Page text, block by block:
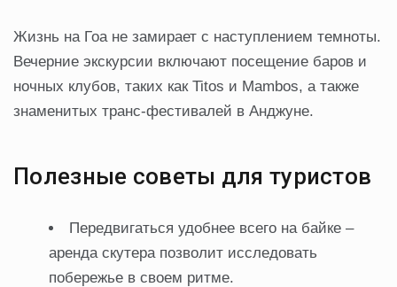
Жизнь на Гоа не замирает с наступлением темноты.
Вечерние экскурсии включают посещение баров и
ночных клубов, таких как Titos и Mambos, а также
знаменитых транс-фестивалей в Анджуне.
Полезные советы для туристов
Передвигаться удобнее всего на байке –
аренда скутера позволит исследовать
побережье в своем ритме.